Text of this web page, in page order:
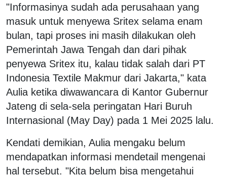
"Informasinya sudah ada perusahaan yang
masuk untuk menyewa Sritex selama enam
bulan, tapi proses ini masih dilakukan oleh
Pemerintah Jawa Tengah dan dari pihak
penyewa Sritex itu, kalau tidak salah dari PT
Indonesia Textile Makmur dari Jakarta," kata
Aulia ketika diwawancara di Kantor Gubernur
Jateng di sela-sela peringatan Hari Buruh
Internasional (May Day) pada 1 Mei 2025 lalu.
Kendati demikian, Aulia mengaku belum
mendapatkan informasi mendetail mengenai
hal tersebut. "Kita belum bisa mengetahui